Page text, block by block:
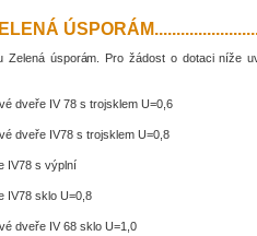
Zelená úsporám. Pro žádost o dotaci níže
dveře IV 78 s trojsklem U=0,6
dveře IV78 s trojsklem U=0,8
IV78 s výplní
IV78 sklo U=0,8
dveře IV 68 sklo U=1,0